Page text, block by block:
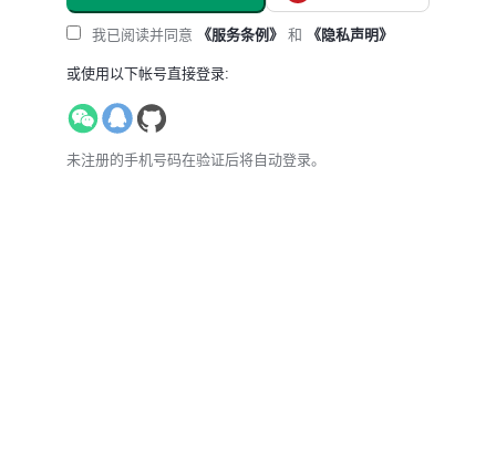
我已阅读并同意 《服务条例》 和 《隐私声明》
或使用以下帐号直接登录:
未注册的手机号码在验证后将自动登录。